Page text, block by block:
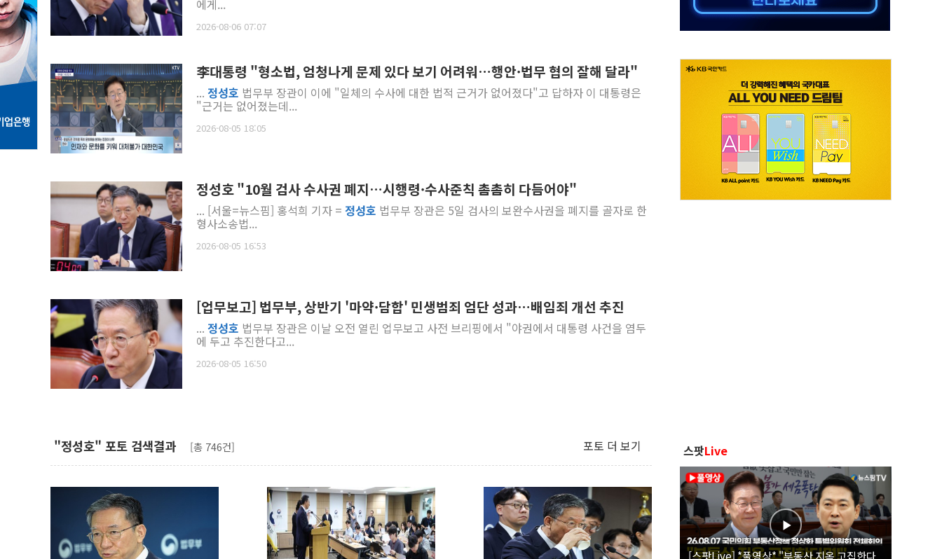
티엠씨, 220억원 규모 美 전력 케이블 수주
에게...
2026-08-06 07:07
李대통령 "형소법, 엄청나게 문제 있다 보기 어려워…행안·법무 협의 잘해 달라"
... 정성호 법무부 장관이 이에 "일체의 수사에 대한 법적 근거가 없어졌다"고 답하자 이 대통령은
"근거는 없어졌는데...
2026-08-05 18:05
정성호 "10월 검사 수사권 폐지…시행령·수사준칙 촘촘히 다듬어야"
... [서울=뉴스핌] 홍석희 기자 = 정성호 법무부 장관은 5일 검사의 보완수사권을 폐지를 골자로 한
형사소송법...
2026-08-05 16:53
[업무보고] 법무부, 상반기 '마약·담합' 민생범죄 엄단 성과…배임죄 개선 추진
... 정성호 법무부 장관은 이날 오전 열린 업무보고 사전 브리핑에서 "야권에서 대통령 사건을 염두
에 두고 추진한다고...
2026-08-05 16:50
"정성호" 포토 검색결과 [총 746건] 포토 더 보기 스팟Live
[스팟Live] *풀영상* "부동산 지옥 고집한다